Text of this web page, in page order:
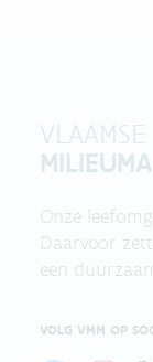
VLAAMSE
Onze
Daarvoor
een
VOLG VMM OP